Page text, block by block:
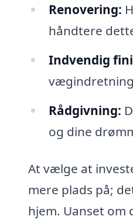
Renovering:
håndtere
Indvendig
Rådgivning:
og dine
At vælge at
mere plads på;
hjem. Uanset om